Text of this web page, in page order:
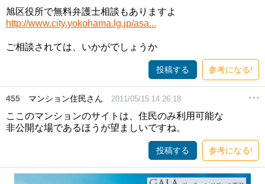
旭区役所で無料弁護士相談もありますよ
http://www.city.yokohama.lg.jp/asa...
ご相談されては、いかがでしょうか
投稿する 参考になる!
455 マンション住民さん 2011/05/15 14:26:18
ここのマンションのサイトは、住民のみ利用可能な
非公開な場であるほうが望ましいですね。
投稿する 参考になる!